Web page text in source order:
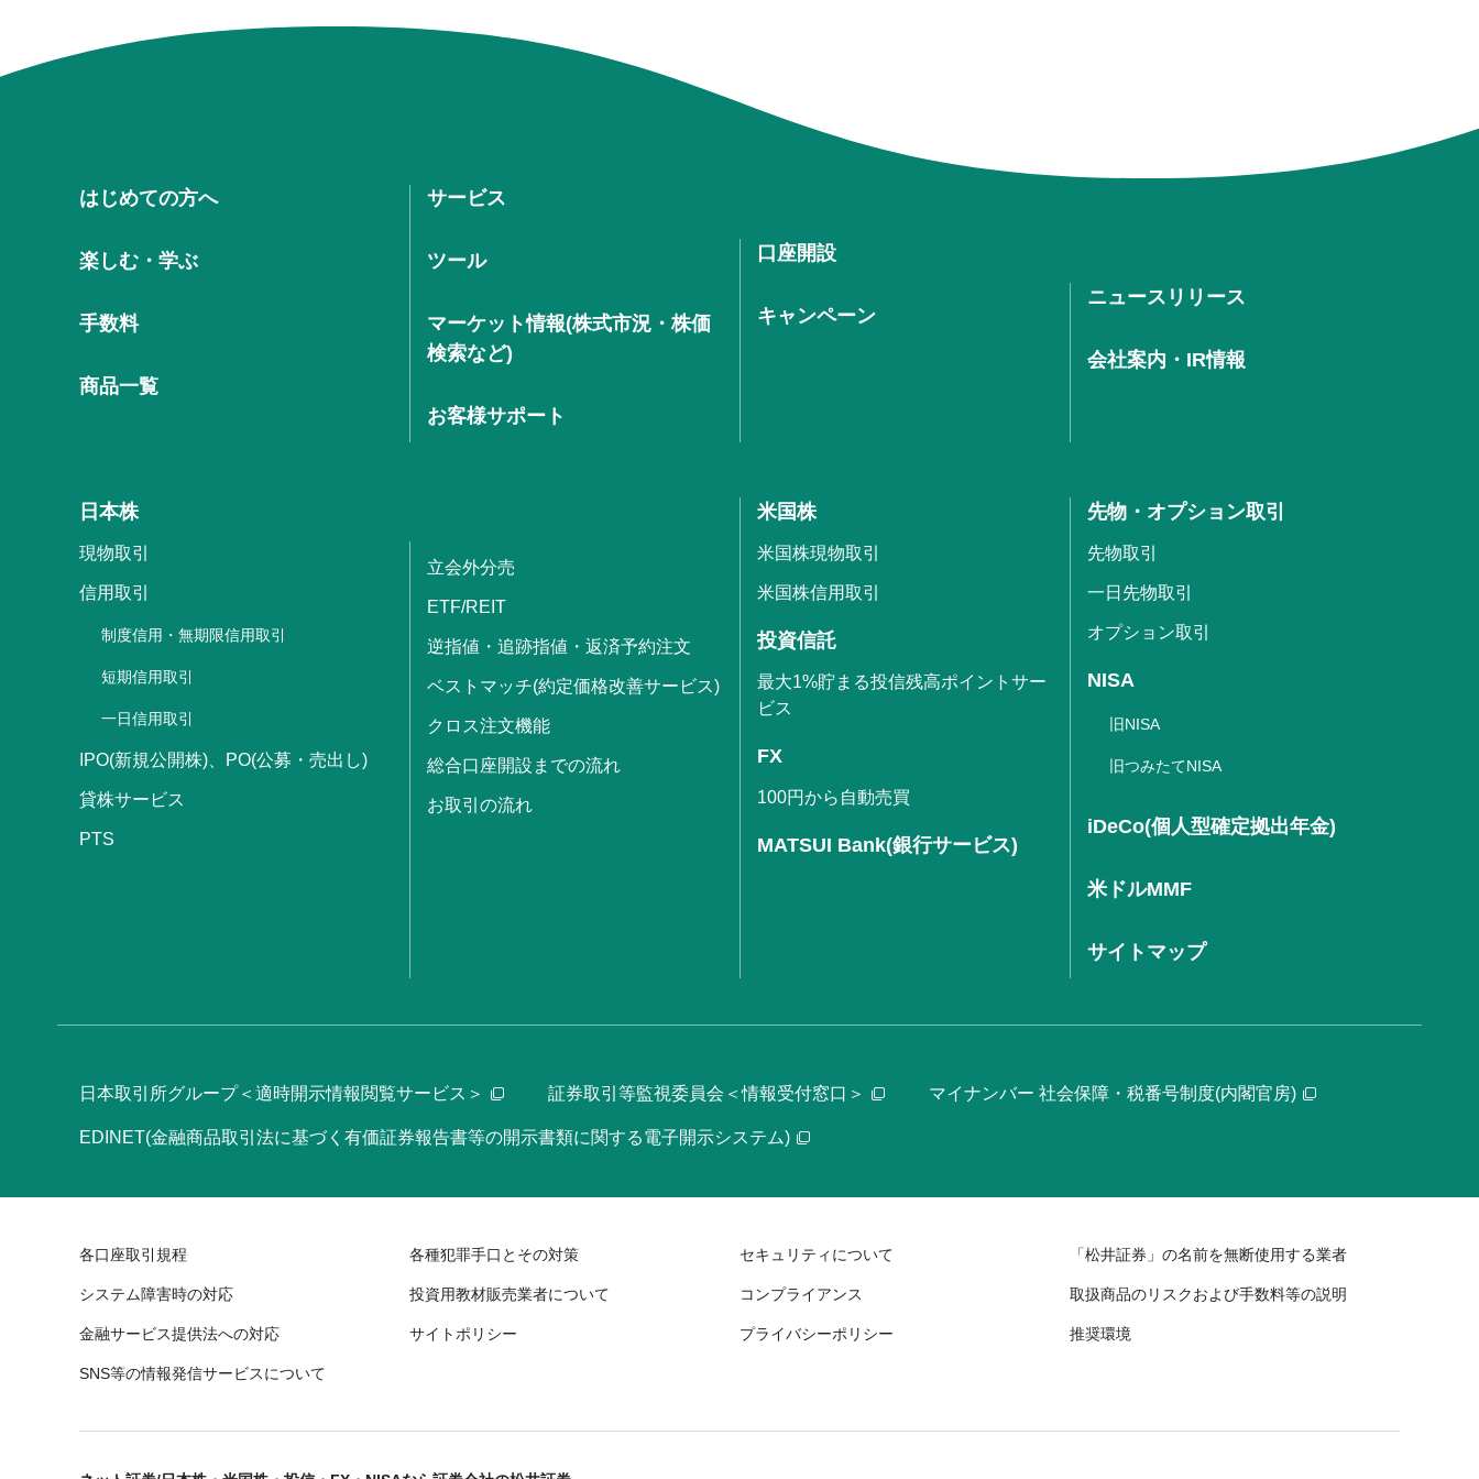
はじめての方へ
楽しむ・学ぶ
手数料
商品一覧
サービス
ツール
マーケット情報(株式市況・株価
検索など)
お客様サポート
口座開設
キャンペーン
ニュースリリース
会社案内・IR情報
日本株
現物取引
信用取引
制度信用・無期限信用取引
短期信用取引
一日信用取引
IPO(新規公開株)、PO(公募・売出し)
貸株サービス
PTS
立会外分売
ETF/REIT
逆指値・追跡指値・返済予約注文
ベストマッチ(約定価格改善サービス)
クロス注文機能
総合口座開設までの流れ
お取引の流れ
米国株
米国株現物取引
米国株信用取引
投資信託
最大1%貯まる投信残高ポイントサー
ビス
FX
100円から自動売買
MATSUI Bank(銀行サービス)
先物・オプション取引
先物取引
一日先物取引
オプション取引
NISA
旧NISA
旧つみたてNISA
iDeCo(個人型確定拠出年金)
米ドルMMF
サイトマップ
日本取引所グループ＜適時開示情報閲覧サービス＞ 証券取引等監視委員会＜情報受付窓口＞ マイナンバー 社会保障・税番号制度(内閣官房)
EDINET(金融商品取引法に基づく有価証券報告書等の開示書類に関する電子開示システム)
各口座取引規程 各種犯罪手口とその対策 セキュリティについて 「松井証券」の名前を無断使用する業者
システム障害時の対応 投資用教材販売業者について コンプライアンス 取扱商品のリスクおよび手数料等の説明
金融サービス提供法への対応 サイトポリシー プライバシーポリシー 推奨環境
SNS等の情報発信サービスについて